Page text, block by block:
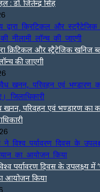
: डॉ. जितेन्द्र सिंह
क्रिटिकल और स्ट्रैटेजिक
की जाएगी
परिवहन एवं भण्डारण का
पर्यावरण दिवस के उपलक्ष्य
आयोजन किया